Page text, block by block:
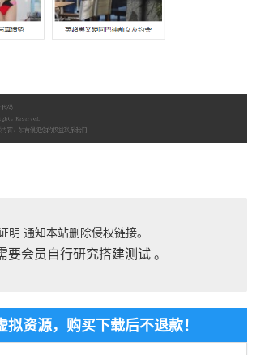
通知本站删除侵权链接。
要会员自行研究搭建测试 。
资源，购买下载后不退款！